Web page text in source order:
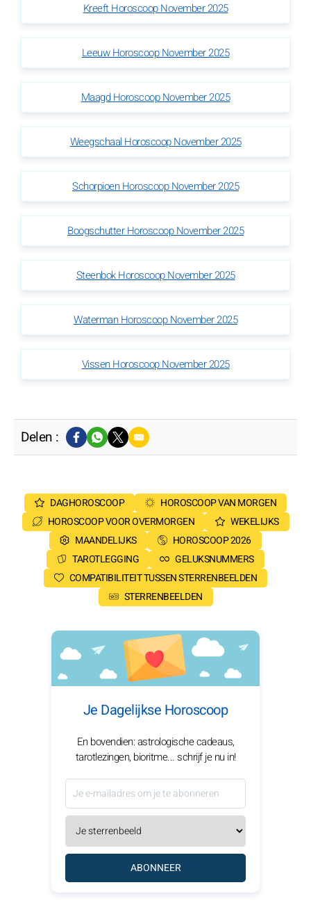
Kreeft Horoscoop November 2025
Leeuw Horoscoop November 2025
Maagd Horoscoop November 2025
Weegschaal Horoscoop November 2025
Schorpioen Horoscoop November 2025
Boogschutter Horoscoop November 2025
Steenbok Horoscoop November 2025
Waterman Horoscoop November 2025
Vissen Horoscoop November 2025
Delen :
DAGHOROSCOOP
HOROSCOOP VAN MORGEN
HOROSCOOP VOOR OVERMORGEN
WEKELIJKS
MAANDELIJKS
HOROSCOOP 2026
TAROTLEGGING
GELUKSNUMMERS
COMPATIBILITEIT TUSSEN STERRENBEELDEN
STERRENBEELDEN
Je Dagelijkse Horoscoop
En bovendien: astrologische cadeaus,
tarotlezingen, bioritme... schrijf je nu in!
ABONNEER